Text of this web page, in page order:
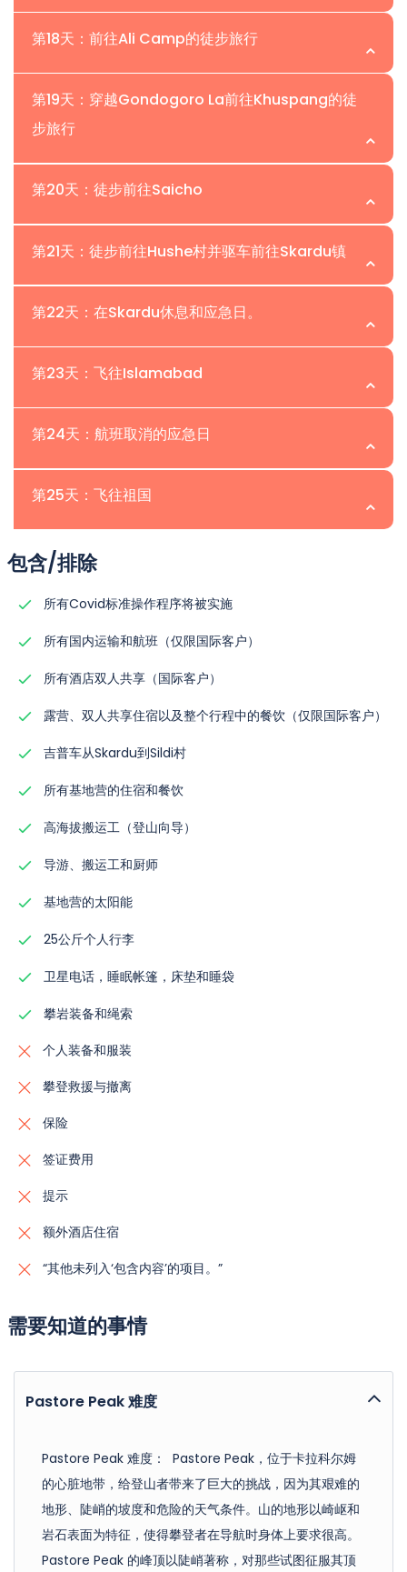
午餐，然后继续我们的旅程，K2在我们头顶高耸，随着每一
步的前进而愈加接近。在这片布满巨石和冰块的景观中，就
攀爬将我们带到一个专门纪念那些在K2上失去生命的人的地
方。铭牌和刻有文字的锡板固定在这座宏伟山峰底部的小岩
石突出物上。在我们头顶，K2的壮丽景色尽收眼底，如果运
气好的话，我们可能会看到正在进行的登山探险。我们的过
夜住宿将在K2的大本营，让我们沉浸在这座传奇山峰的壮丽
环境中。
住宿：双人共享帐篷。
餐饮：包括早餐、午餐和晚餐。
山峰的宏伟。由于冰川的动态特性，路径可能需要小心导
航，裂缝和冰塔点缀着冰冷的景观。在冰川穿越期间，保持
警惕和谨慎的态度至关重要。抵达位于4800米高的
Pastore Peak大本营时，我们被Karakoram Range的壮丽
静而美丽的环境，环绕在雄伟的山峰之间。在这里，我们可
以休息、恢复活力，沉浸在令人叹为观止的周围环境中，为
我们探险的下一阶段做好准备。
寻求他们的第一个Karakoram徒步峰。这座卓越的峰位于
K2和Broad Peak形成的三角形的顶点。尽管对冰爪和冰镐
常需要从大本营出发大约10小时。我们经验丰富的登山向导
将仔细评估各种因素，包括天气条件、参与者健康和团队动
态。这将决定最合适的攀登方式。根据这些考虑，向导可能
会选择休息和适应高原，或是向峰顶发起冲刺。安全和团队
精神将在每一个决策中至关重要。对于那些此时不想尝试攀
围令人惊叹的风景中。即使不尝试到达峰顶，享受
Karakoram的壮丽景色也是无比宁静和愉悦的。无论选择
开始攀登还是欣赏迷人的周围环境，这一天都承诺带来难忘
的时刻和对Karakoram山脉奇观的深刻欣赏。
餐饮：包括早餐、午餐和晚餐。
一天。这是为了应对潜在的不利天气条件而采取的预防措
施。虽然我们为攀登活动留出了充足的时间，但这额外的一
天作为缓冲，以适应天气模式的任何意外变化。登山探险常
常受到自然的影响，Karakoram地区也不例外。不可预测
的天气可能带来挑战，并需要调整我们的计划。通过将这一
成功的积极态度。在这额外的一天里，我们的团队将保持警
惕，监测天气更新，并与我们经验丰富的向导进行咨询。他
们的专业知识和判断将在评估当前条件和做出关于攀登活动
有参与者的福祉和安全。
住宿：双人共享帐篷。
餐饮：包括早餐、午餐和晚餐。
位置：| 海拔：
Camp回到Concordia。此次徒步的这一段作为过渡，让
我们回到著名的Concordia交汇点。这是一个反思我们攀登
成就和经历的机会，同时为即将到来的探险阶段做好准备。
在这一天，参与者将重走熟悉的道路，穿越他们之前前往
Pastore Base Camp时所经过的地形。当我们返回时，可
象提醒我们Karakoram Range的非凡美丽和宏伟。抵达
Concordia后，我们将享受随之而来的休息日。这一天是一
个急需的恢复机会，让参与者充电并为即将到来的旅程做好
遇到的挑战和胜利的时刻。
住宿：双人共享帐篷。
餐饮：包括早餐、午餐和晚餐。
第18天：前往Ali Camp的徒步旅行
位置：| 海拔：
在这个特别的日子，参与者将踏上一条稍微不同且不常走的
路线。为了确保安全并避免裂缝，将采取战略性绕行，指导
参与者远离危险区域。与其在滑冰上行走，他们将穿越崎岖
的冰面，提供更好的抓地力和稳定性。降雪将导致参与者和
搬运工一起行走，穿戴冰爪以增强安全性。他们将通过安全
会到达。营地的名字来源于一位当地搬运工Ali，他是第一个
成功穿越Gondogoro La Pass的人。抵达Ali Camp后，参
与者将有机会休息并为第二天的活动做好准备。
能，特别是针对即将到来的Gondogoro La Pass的穿越。
这些技能由经验丰富的向导传授，将使参与者掌握应对未来
挑战所需的知识和技巧。重点将放在培养参与者的能力和信
心上，确保他们为即将到来的冒险做好准备。
餐食：
第19天：穿越Gondogoro La前往Khuspang的徒
步旅行
位置：| 海拔：
醒来。经过准备和早餐后，参与者们将团结一致，绑在一
起，开始前往Gondogoro La基地的旅程。根据情况，我们
的支持团队将会在场固定绳索并提供设备指导。通常到达
Broad Peak和G2。在通过山口的另一侧下坡时，使用固定
绳索是必不可少的。此外，使用冰爪对于确保所有参与者的
安全至关重要。随着下坡的进行，令人惊叹的剑形Laila
丽的山峰形成的Trinity。日营将在Gondogoro和Trinity冰
餐食：包括早餐、午餐和晚餐。
第20天：徒步前往Saicho
位置：| 海拔：
形过渡到更轻松的徒步旅行。当他们向下行进时，攀登设
备，包括绳索和冰爪，将被小心收起，不再需要。崎岖的山
地景观逐渐让位于Hushe Valley的郁郁葱葱，形成鲜明的对
在一次令人振奋的午餐休息后，参与者将继续徒步前往
Gondogoro Glacier的边缘。到达这个悬崖时，他们将遇
到一条独特的小径，带他们进入一个令人叹为观止的山谷，
山谷中装点着鲜艳的大黄和丰盛的草地。周围自然的壮丽为
当天的营地将在Saicho（3,350米）建立，这里以沙质地形
和零星的草地为特征。流动的冰川溪流的舒缓声音为营地增
添了宁静的氛围。在这里，参与者可以放松身心，欣赏宁静
包括早餐、午餐和晚餐。
第21天：徒步前往Hushe村并驱车前往Skardu镇
位置：| 海拔：
Masherbrum和Gondogoro冰川融化的河流徒步旅行，仅
需3-4小时。参与者将看到居住、庇护所、田地和人们生活
的迹象。
山谷并与当地人互动。这是Gondogoro La Trek的最后一
个露营日。
到达Hushe后，参与者将从Hushe出发前往Skardu镇。旅
将跨越一座悬索桥，桥上方是Shyok河（流经印度的拉达
克）以到达另一侧。
现在用于过河的悬索桥建于1990年代。过桥后，参与者将到
达Khaplu。
驶，通向与Indus河的汇合处。参与者在沿着Indus河行驶4
小时后应能到达Skardu。参与者可以享受他们在过去两周
住宿：
双人共享帐篷。
第22天：在Skardu休息和应急日。
位置：| 海拔：
程中可能出现的任何意外延误。我们的首要任务是确保我们
的客人不会因意外情况而错过国内航班，例如道路封闭或其
他可能导致延误的因素。这段额外的时间可以用于在
餐饮：包括早餐、午餐和晚餐。
第23天：飞往Islamabad
位置：| 海拔：
Islamabad机场，开始他们的旅程。抵达Islamabad后，
参与者可以在舒适的酒店放松和恢复精力，享受急需的休
息。
消或延误。如果航班被取消，我们的应急计划是进行一次风
景优美的驱车前往Chilas镇。在这里，参与者将过夜。这段
风景的机会。
我们优先考虑参与者的安全和舒适。我们经验丰富的团队将
餐饮：包括早餐、午餐和晚餐。
第24天：航班取消的应急日
位置：| 海拔：
误。这是因为如果前一天的国内航班未能正常运营。在这种
Islamabad，旅程可能需要长达十个小时。
然而，如果参与者成功按计划抵达 Islamabad 的国内航
我们理解灵活性和无缝旅行体验对我们的客人来说的重要
性。无论是从 Chilas 到 Islamabad 的旅程继续，还是在
排，以适应任何变化，确保参与者拥有难忘和愉快的体验。
住宿：双人共享帐篷。
餐饮：包括早餐、午餐和晚餐。
第25天：飞往祖国
位置：| 海拔：
在这一天，当参与者准备离开Islamabad时，他们将有机会
热情。我们的团队将向他们告别，表达对他们参与的感激，
并祝愿他们安全愉快地返回各自的目的地。
住宿：双人共享帐篷。
餐饮：
包括早餐、午餐和晚餐。
包含/排除
所有Covid标准操作程序将被实施
所有国内运输和航班（仅限国际客户）
所有酒店双人共享（国际客户）
露营、双人共享住宿以及整个行程中的餐饮（仅限国际客户）
吉普车从Skardu到Sildi村
所有基地营的住宿和餐饮
高海拔搬运工（登山向导）
导游、搬运工和厨师
基地营的太阳能
25公斤个人行李
卫星电话，睡眠帐篷，床垫和睡袋
攀岩装备和绳索
个人装备和服装
攀登救援与撤离
保险
签证费用
提示
额外酒店住宿
“其他未列入‘包含内容’的项目。”
需要知道的事情
Pastore Peak 难度
Pastore Peak 难度： Pastore Peak，位于卡拉科尔姆
的心脏地带，给登山者带来了巨大的挑战，因为其艰难的
地形、陡峭的坡度和危险的天气条件。山的地形以崎岖和
岩石表面为特征，使得攀登者在导航时身体上要求很高。
Pastore Peak 的峰顶以陡峭著称，对那些试图征服其顶